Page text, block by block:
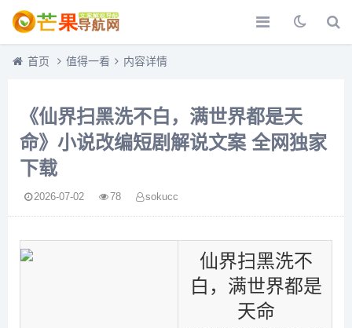
首页 值得一看 内容详情
《仙界扫黑洗不白，满世界都是天
命》小说改编短剧解说文案 全网独家
下载
2026-07-02 78 sokucc
仙界扫黑洗不
白，满世界都是
天命